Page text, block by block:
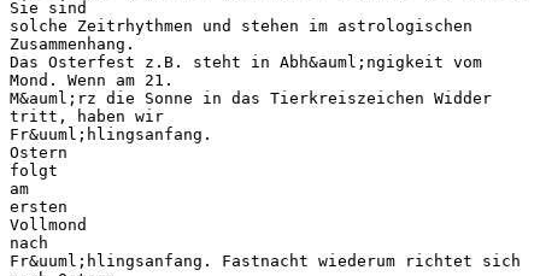
Sie sind
solche Zeitrhythmen und stehen im astrologischen
Zusammenhang.
Das Osterfest z.B. steht in Abh&auml;ngigkeit vom
Mond. Wenn am 21.
M&auml;rz die Sonne in das Tierkreiszeichen Widder
tritt, haben wir
Fr&uuml;hlingsanfang.
Ostern
folgt
am
ersten
Vollmond
nach
Fr&uuml;hlingsanfang. Fastnacht wiederum richtet sich